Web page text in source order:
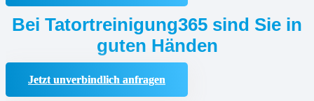
Bei Tatortreinigung365 sind Sie in
guten Händen
Jetzt unverbindlich anfragen